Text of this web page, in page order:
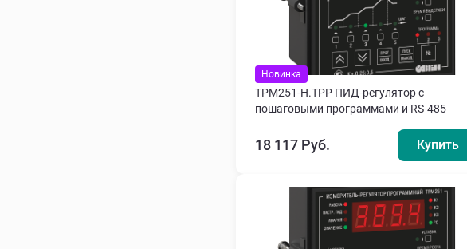
Новинка
ТРМ251-Н.ТРР ПИД-регулятор с
пошаговыми программами и RS-485
18 117 Руб. Купить